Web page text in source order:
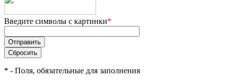
Введите символы с картинки*
* - Поля, обязательные для заполнения